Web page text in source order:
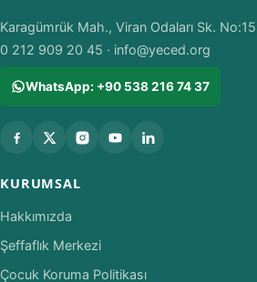
Karagümrük Mah., Viran Odaları Sk.
0 212 909 20 45 · info@yeced.org
WhatsApp: +90 538 216 74 37
KURUMSAL
Hakkımızda
Şeffaflık Merkezi
Çocuk Koruma Politikası